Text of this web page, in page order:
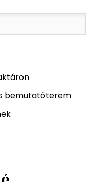
bemutatóterem